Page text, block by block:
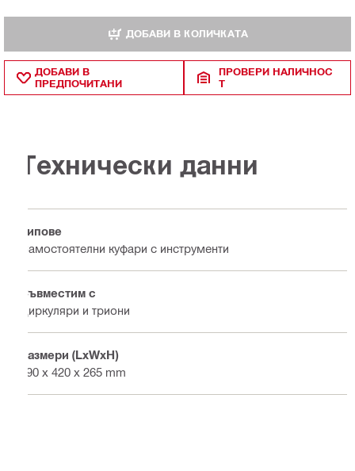
ДОБАВИ В КОЛИЧКАТА
ДОБАВИ В
ПРЕДПОЧИТАНИ
ПРОВЕРИ НАЛИЧНОС
Т
Технически данни
Типове
Самостоятелни куфари с инструменти
Съвместим с
Циркуляри и триони
Размери (LxWxH)
590 x 420 x 265 mm